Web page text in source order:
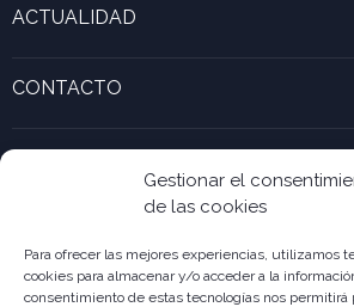
Gestionar el
de las cookies
Para ofrecer las mejores experiencias, utilizamos
cookies para almacenar y/o acceder a la
consentimiento de estas tecnologías nos permitirá
Calculadora de UTAs
ACTUALIDAD
CONTACTO